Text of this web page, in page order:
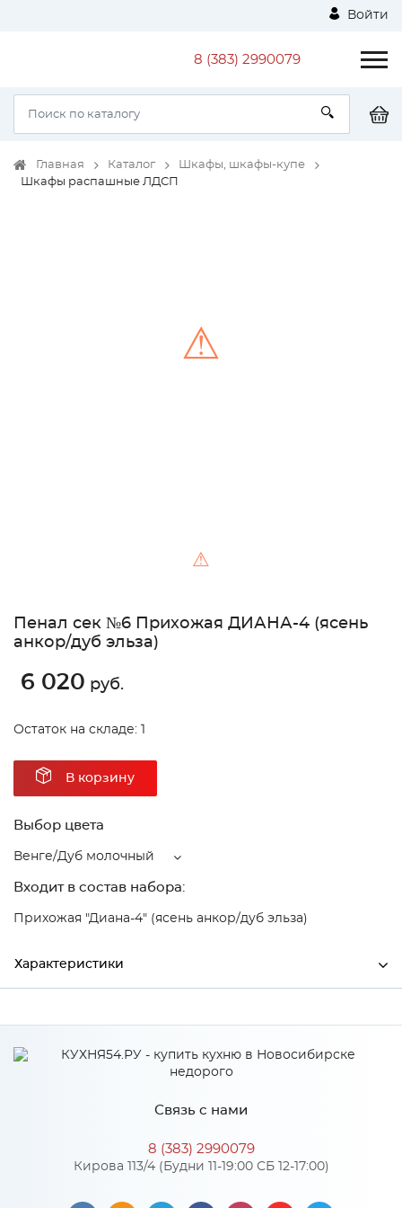
Войти
8 (383) 2990079
Главная Каталог
Шкафы, шкафы-купе
Шкафы распашные ЛДСП
⚠
⚠
Пенал сек №6 Прихожая ДИАНА-4 (ясень
анкор/дуб эльза)
6 020 руб.
Остаток на складе: 1
В корзину
Выбор цвета
Венге/Дуб молочный
Входит в состав набора:
Прихожая "Диана-4" (ясень анкор/дуб эльза)
Характеристики
Высота 2100
Венге/Дуб молочный
Связь с нами
8 (383) 2990079
Кирова 113/4 (Будни 11-19:00 СБ 12-17:00)